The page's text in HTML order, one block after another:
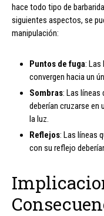
hace todo tipo de
siguientes aspectos, se
manipulación:
Puntos de fuga: Las
convergen hacia un
Sombras: Las líneas
deberían cruzarse en
la luz.
Reflejos: Las líneas
con su reflejo